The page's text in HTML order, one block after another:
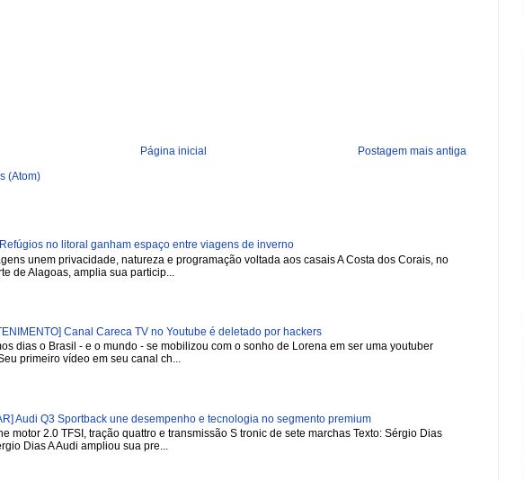
Postagem mais antiga
Página inicial
(Atom)
no litoral ganham espaço entre viagens de inverno
unem privacidade, natureza e programação voltada aos casais A Costa dos Corais, no
de Alagoas, amplia sua particip...
Canal Careca TV no Youtube é deletado por hackers
dias o Brasil - e o mundo - se mobilizou com o sonho de Lorena em ser uma youtuber
primeiro vídeo em seu canal ch...
Audi Q3 Sportback une desempenho e tecnologia no segmento premium
motor 2.0 TFSI, tração quattro e transmissão S tronic de sete marchas Texto: Sérgio Dias
Dias A Audi ampliou sua pre...